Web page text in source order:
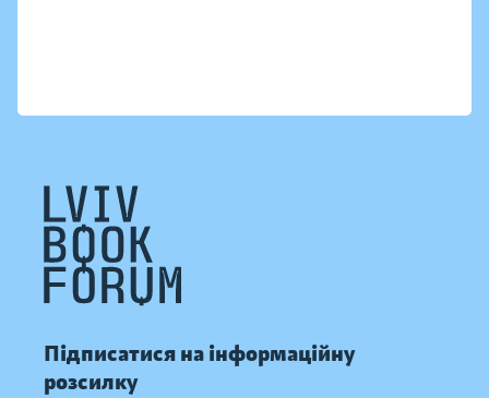
Підписатися на інформаційну
розсилку